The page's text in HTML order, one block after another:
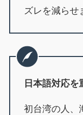
ズレを減らせ
日本語対応を
初台湾の人、